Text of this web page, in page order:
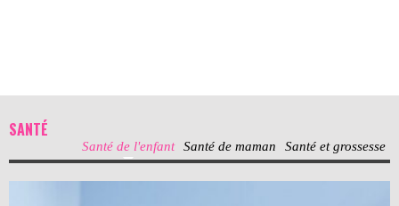
SANTÉ
Santé de l'enfant Santé de maman Santé et grossesse